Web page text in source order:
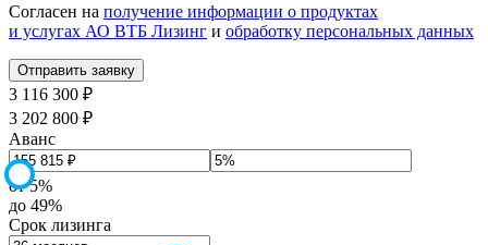
Согласен на получение информации о продуктах
и услугах АО ВТБ Лизинг и обработку персональных данных
3 116 300 ₽
3 202 800 ₽
Аванс
от 5%
до 49%
Срок лизинга